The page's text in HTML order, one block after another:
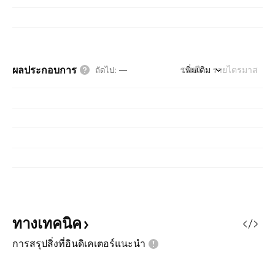
ผลประกอบการ ถัดไป: — รายปี รายไตรมาส
เพิ่มเติม
ทางเทคนิค
การสรุปสิ่งที่อินดิเคเตอร์แนะนำ